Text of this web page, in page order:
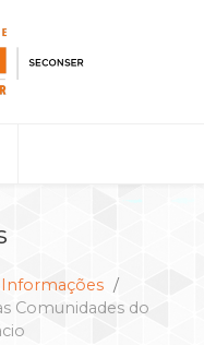
Informações
Comunidades do